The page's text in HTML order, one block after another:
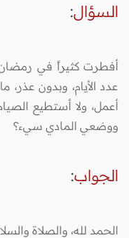
السؤال:
أفطرت كثيراً في رمضان
عدد الأيام، وبدون عذر،
أعمل، ولا أستطيع
ووضعي المادي سيء؟
الجواب:
الحمد لله، والصلاة